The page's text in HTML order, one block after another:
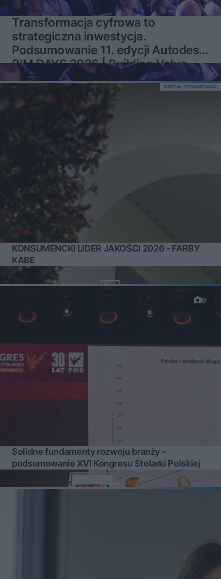
Transformacja cyfrowa to
strategiczna inwestycja.
Podsumowanie 11. edycji Autodesk
BIM DAYS 2026 | Building Value
KONSUMENCKI LIDER JAKOŚCI 2026 - FARBY
KABE
MATERIAŁ SPONSOROWANY
9
Solidne fundamenty rozwoju branży –
podsumowanie XVI Kongresu Stolarki Polskiej